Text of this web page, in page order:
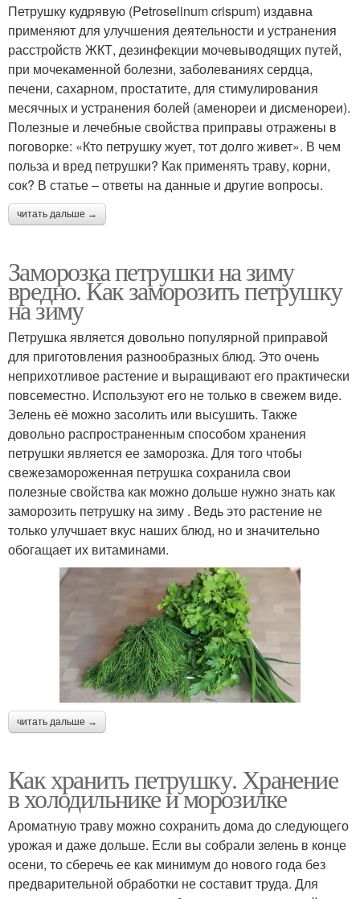
Петрушку кудрявую (Petroselinum crispum) издавна
применяют для улучшения деятельности и устранения
расстройств ЖКТ, дезинфекции мочевыводящих путей,
при мочекаменной болезни, заболеваниях сердца,
печени, сахарном, простатите, для стимулирования
месячных и устранения болей (аменореи и дисменореи).
Полезные и лечебные свойства приправы отражены в
поговорке: «Кто петрушку жует, тот долго живет». В чем
польза и вред петрушки? Как применять траву, корни,
сок? В статье – ответы на данные и другие вопросы.
читать дальше →
Заморозка петрушки на зиму
вредно. Как заморозить петрушку
на зиму
Петрушка является довольно популярной приправой
для приготовления разнообразных блюд. Это очень
неприхотливое растение и выращивают его практически
повсеместно. Используют его не только в свежем виде.
Зелень её можно засолить или высушить. Также
довольно распространенным способом хранения
петрушки является ее заморозка. Для того чтобы
свежезамороженная петрушка сохранила свои
полезные свойства как можно дольше нужно знать как
заморозить петрушку на зиму . Ведь это растение не
только улучшает вкус наших блюд, но и значительно
обогащает их витаминами.
читать дальше →
Как хранить петрушку. Хранение
в холодильнике и морозилке
Ароматную траву можно сохранить дома до следующего
урожая и даже дольше. Если вы собрали зелень в конце
осени, то сберечь ее как минимум до нового года без
предварительной обработки не составит труда. Для